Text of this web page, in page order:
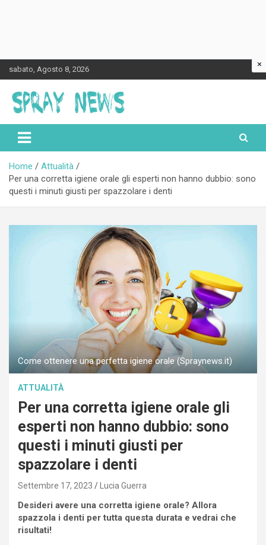
to
content
sabato, Agosto 8, 2026
Spraynews.it
Home
Attualità
Per una corretta igiene orale gli esperti non hanno dubbio: sono
questi i minuti giusti per spazzolare i denti
Come ottenere una perfetta igiene orale (Spraynews.it)
ATTUALITÀ
Per una corretta igiene orale gli
esperti non hanno dubbio: sono
questi i minuti giusti per
spazzolare i denti
Settembre 17, 2023 Lucia Guerra
Desideri avere una corretta igiene orale? Allora
spazzola i denti per tutta questa durata e vedrai che
risultati!
×